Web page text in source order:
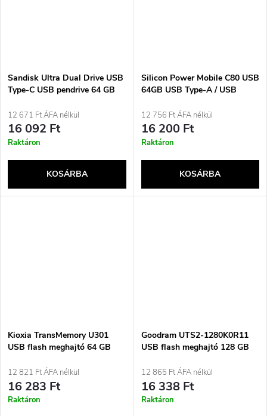
Sandisk Ultra Dual Drive USB
Type-C USB pendrive 64 GB
Gen 1 (3.1 Gen 1) Fekete,
Ezüst
12 671 Ft ÁFA nélkül
16 092 Ft
Raktáron
KOSÁRBA
Silicon Power Mobile C80 USB
64GB USB Type-A / USB
12 756 Ft ÁFA nélkül
16 200 Ft
Raktáron
KOSÁRBA
Kioxia TransMemory U301
USB flash meghajtó 64 GB
Gen 1) Fehér
12 821 Ft ÁFA nélkül
16 283 Ft
Raktáron
Goodram UTS2-1280K0R11
USB flash meghajtó 128 GB
12 865 Ft ÁFA nélkül
16 338 Ft
Raktáron